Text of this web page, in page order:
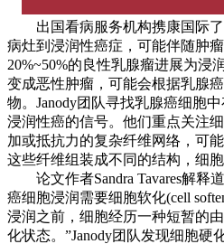
出国看病服务机构携康国际了
病灶到浸润性癌症，可能伴随肿
20%~50%的良性乳腺瘤进展为浸
变成恶性肿瘤，可能会根据乳腺
物。Janody团队寻找乳腺癌细胞
浸润性癌的信号。他们重点关注
加或抵抗力的复杂纤维网络，可
这些纤维组装成不同的结构，细
论文作者Sandra Tavares解释
癌细胞浸润需要细胞软化(cell
浸润之前，细胞经历一种短暂的
化状态。”Janody团队发现细胞硬